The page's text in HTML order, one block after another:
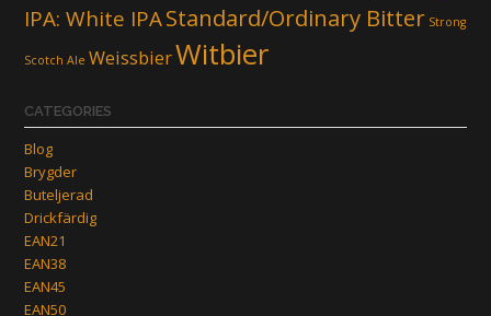
IPA: White IPAStandard/Ordinary Bitter Strong
Scotch Ale WeissbierWitbier
CATEGORIES
Blog
Brygder
Buteljerad
Drickfärdig
EAN21
EAN38
EAN45
EAN50